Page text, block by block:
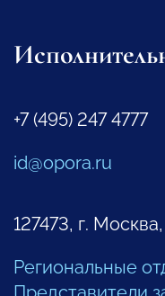
+7 (495) 247 4777
id@opora.ru
127473, г.
Региональные